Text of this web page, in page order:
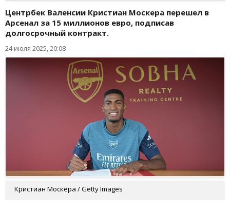
Центрбек Валенсии Кристиан Москера перешел в
Арсенал за 15 миллионов евро, подписав
долгосрочный контракт.
24 июля 2025, 20:08
Кристиан Москера / Getty Images